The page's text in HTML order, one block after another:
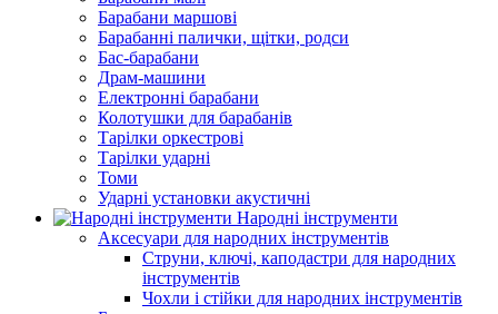
Барабани маршові
Барабанні палички, щітки, родси
Бас-барабани
Драм-машини
Електронні барабани
Колотушки для барабанів
Тарілки оркестрові
Тарілки ударні
Томи
Ударні установки акустичні
Народні інструменти
Аксесуари для народних інструментів
Струни, ключі, каподастри для народних
інструментів
Чохли і стійки для народних інструментів